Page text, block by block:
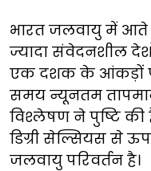
भारत जलवायु में आते
ज्यादा संवेदनशील
एक दशक के आंकड़ों
समय न्यूनतम
विश्लेषण ने पुष्टि की
डिग्री सेल्सियस से
जलवायु परिवर्तन है।